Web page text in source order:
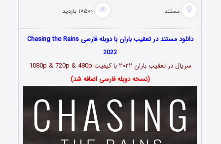
مستند ۱۸۵۰۰ بازدید
دانلود مستند در تعقیب باران با دوبله فارسی Chasing the Rains
2022
سریال در تعقیب باران ۲۰۲۲ با کیفیت 1080p & 720p & 480p
(نسخه دوبله فارسی اضافه شد)